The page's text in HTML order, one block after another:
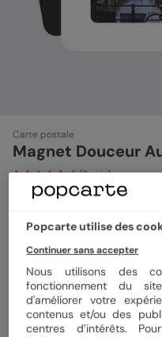
Carte postale
Magnet Douceur
5(2avis)
Format
Quantité
Popcarte utilise des
Continuer sans accepter
Nous utilisons des
fonctionnement du
d'améliorer votre
contenus et/ou des
centres d’intérêts.